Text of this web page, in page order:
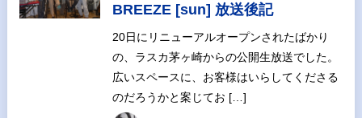
BREEZE [sun] 放送後記
20日にリニューアルオープンされたばかり
の、ラスカ茅ヶ崎からの公開生放送でした。
広いスペースに、お客様はいらしてくださる
のだろうかと案じてお […]